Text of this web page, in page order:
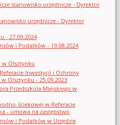
stanowisko urzędnicze - Dyrektor
urzędnicze - Dyrektor
- 27.09.2024
i Podatków - 19.08.2024
w Olsztynku
Inwestycji i Ochrony
Olsztynku - 25.09.2023
Przedszkola Miejskiego w
ściekowej w Referacie
- umowa na zastępstwo
i Podatków w Urzędzie